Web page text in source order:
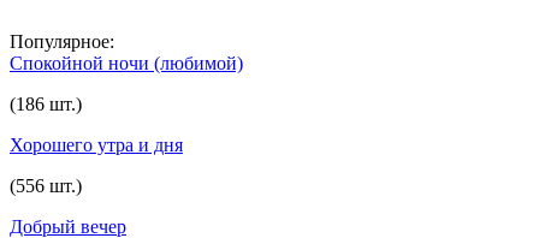
Популярное:
Спокойной ночи (любимой)
(186 шт.)
Хорошего утра и дня
(556 шт.)
Добрый вечер